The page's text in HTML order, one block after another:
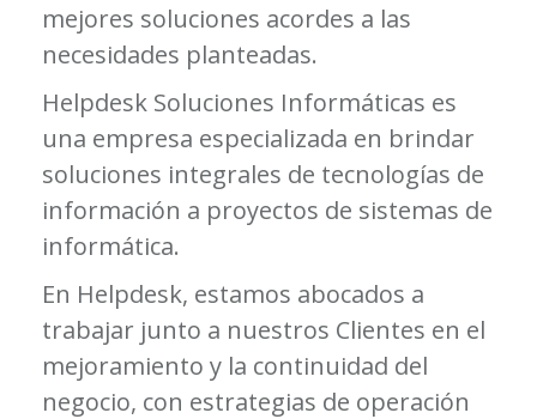
mejores soluciones acordes a las
necesidades planteadas.
Helpdesk Soluciones Informáticas es
una empresa especializada en brindar
soluciones integrales de tecnologías de
información a proyectos de sistemas de
informática.
En Helpdesk, estamos abocados a
trabajar junto a nuestros Clientes en el
mejoramiento y la continuidad del
negocio, con estrategias de operación